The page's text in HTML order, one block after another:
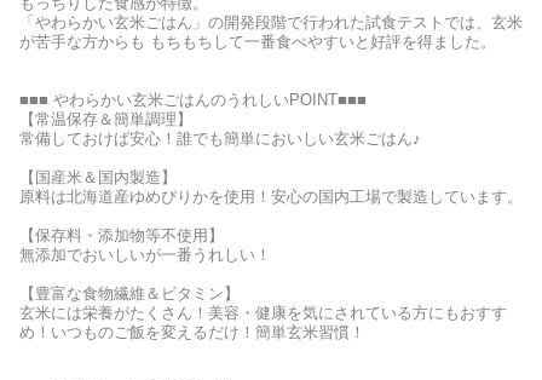
「やわらかい玄米ごはん」の開発段階で行われた試食テストでは、玄米
が苦手な方からも もちもちして一番食べやすいと好評を得ました。
■■■ やわらかい玄米ごはんのうれしいPOINT■■■
【常温保存＆簡単調理】
常備しておけば安心！誰でも簡単においしい玄米ごはん♪
【国産米＆国内製造】
原料は北海道産ゆめぴりかを使用！安心の国内工場で製造しています。
【保存料・添加物等不使用】
無添加でおいしいが一番うれしい！
【豊富な食物繊維＆ビタミン】
玄米には栄養がたくさん！美容・健康を気にされている方にもおすす
め！いつものご飯を変えるだけ！簡単玄米習慣！